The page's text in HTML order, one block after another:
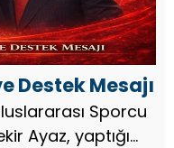
Destek Mesajı
Ayaz, yaptığı